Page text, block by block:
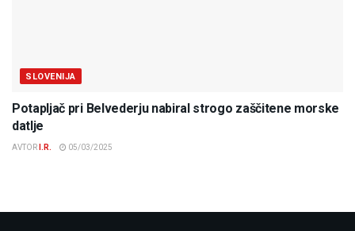
SLOVENIJA
Potapljač pri Belvederju nabiral strogo zaščitene morske
datlje
AVTOR I.R. 05/03/2025